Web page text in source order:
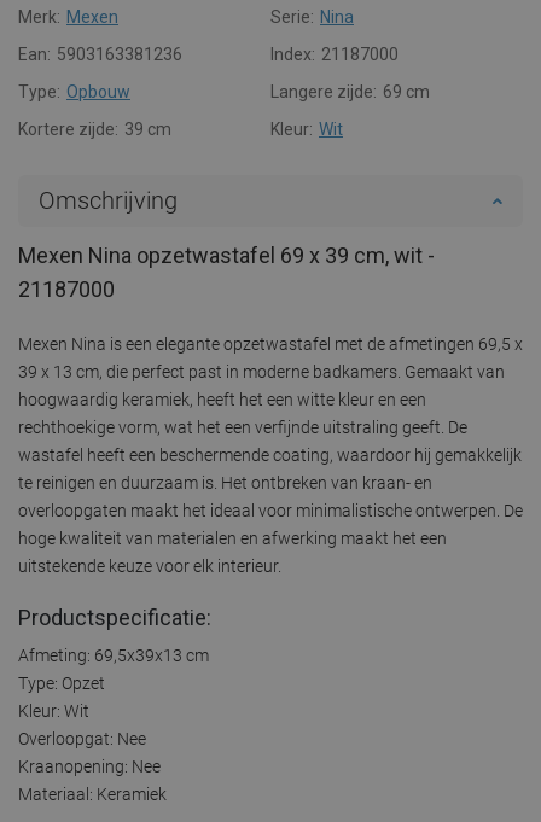
Merk: Mexen Serie: Nina
Ean: 5903163381236 Index: 21187000
Type: Opbouw Langere zijde: 69 cm
Kortere zijde: 39 cm Kleur: Wit
Omschrijving
Mexen Nina opzetwastafel 69 x 39 cm, wit -
21187000
Mexen Nina is een elegante opzetwastafel met de afmetingen 69,5 x
39 x 13 cm, die perfect past in moderne badkamers. Gemaakt van
hoogwaardig keramiek, heeft het een witte kleur en een
rechthoekige vorm, wat het een verfijnde uitstraling geeft. De
wastafel heeft een beschermende coating, waardoor hij gemakkelijk
te reinigen en duurzaam is. Het ontbreken van kraan- en
overloopgaten maakt het ideaal voor minimalistische ontwerpen. De
hoge kwaliteit van materialen en afwerking maakt het een
uitstekende keuze voor elk interieur.
Productspecificatie:
Afmeting: 69,5x39x13 cm
Type: Opzet
Kleur: Wit
Overloopgat: Nee
Kraanopening: Nee
Materiaal: Keramiek